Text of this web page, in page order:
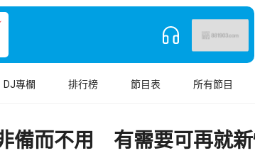
DJ專欄 排行榜 節目表 所有節目
備而不用 有需要可再就